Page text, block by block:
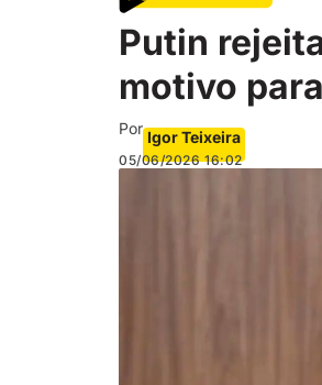
Putin
motivo
Por Igor Teixeira
05/06/2026 16:02